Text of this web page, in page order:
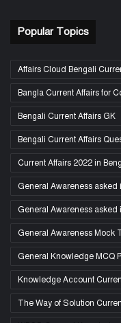
Popular Topics
Affairs Cloud Bengali
Bangla Current Affairs for
Bengali Current Affairs GK
Bengali Current Affairs
Current Affairs 2022 in
General Awareness asked
General Awareness asked
General Awareness Mock
General Knowledge MCQ
Knowledge Account
The Way of Solution